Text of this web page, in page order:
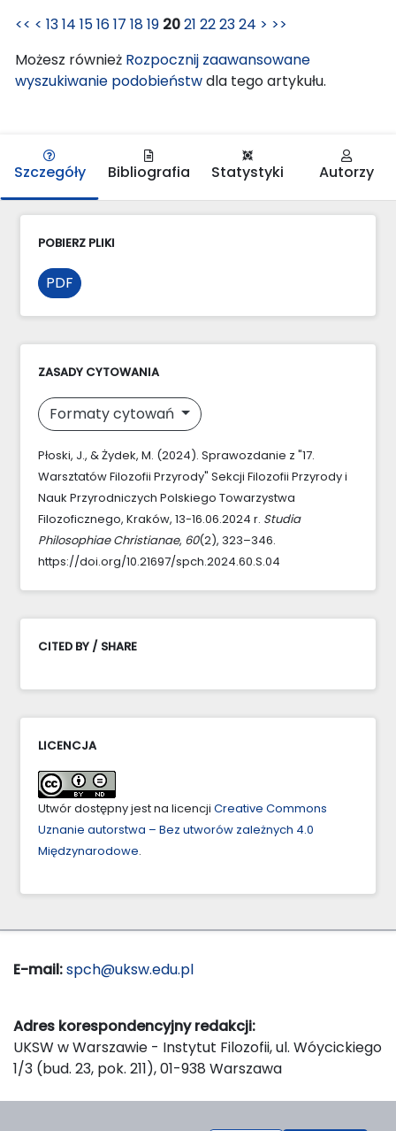
<< < 1314 151617 1819 2021 222324 > >>
Możesz również Rozpocznij zaawansowane
wyszukiwanie podobieństwdla tego artykułu.
Szczegóły Bibliografia Statystyki Autorzy
POBIERZ PLIKI
PDF
ZASADY CYTOWANIA
Formaty cytowań
Płoski, J., & Żydek, M. (2024). Sprawozdanie z "17.
Warsztatów Filozofii Przyrody" Sekcji Filozofii Przyrody i
Nauk Przyrodniczych Polskiego Towarzystwa
Filozoficznego, Kraków, 13-16.06.2024 r. Studia
Philosophiae Christianae, 60(2), 323–346.
https://doi.org/10.21697/spch.2024.60.S.04
CITED BY / SHARE
LICENCJA
Utwór dostępny jest na licencji Creative Commons
Uznanie autorstwa – Bez utworów zależnych 4.0
Międzynarodowe.
E-mail:spch@uksw.edu.pl
Adres korespondencyjny redakcji:
UKSW w Warszawie - Instytut Filozofii, ul. Wóycickiego
1/3 (bud. 23, pok. 211), 01-938 Warszawa